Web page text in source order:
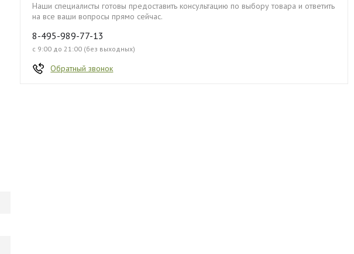
Наши специалисты готовы предоставить консультацию по выбору товара и ответить
на все ваши вопросы прямо сейчас.
8-495-989-77-13
с 9:00 до 21:00 (без выходных)
Обратный звонок